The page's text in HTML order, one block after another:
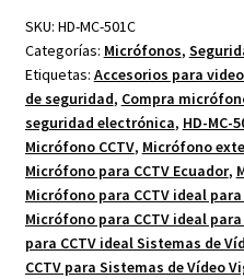
de
Vídeo
Vigilancia
cantidad
SKU: HD-MC-501C
Categorías: Micrófonos,
Etiquetas: Accesorios para
de seguridad, Compra
seguridad electrónica, HD-MC-
Micrófono CCTV, Micrófono
Micrófono para CCTV Ecuador,
Micrófono para CCTV ideal
Micrófono para CCTV ideal
para CCTV ideal Sistemas de
CCTV para Sistemas de Vídeo